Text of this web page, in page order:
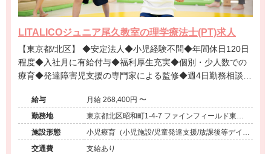
LITALICOジュニア尾久教室の理学療法士(PT)求人
【東京都/北区】 ◆安定法人◆小児経験不問◆年間休日120日
程度◆入社月に有給付与◆福利厚生充実◆個別・少人数での
療育◆発達障害児支援の専門家による監修◆週4日勤務相談可
給与
月給 268,400円 〜
勤務地
東京都北区昭和町1-4-7 ファインフィールド東館
1F 101号室
施設形態
小児療育（小児施設/児童発達支援/放課後等デイサ
ービス）
交通費 支給あり